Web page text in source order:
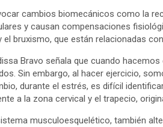
cambios biomecánicos como la
y causan compensaciones
bruxismo, que están relacionadas
Bravo señala que cuando
Sin embargo, al hacer ejercicio,
durante el estrés, es difícil
a la zona cervical y el trapecio,
musculoesquelético, también